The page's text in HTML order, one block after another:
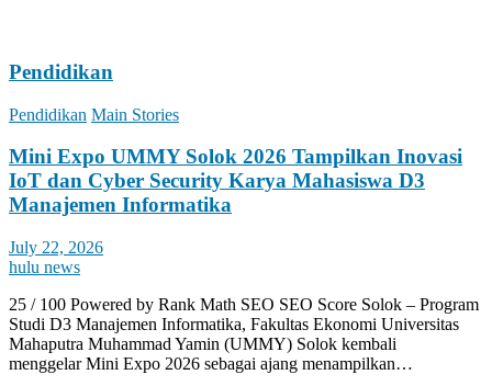
Pendidikan
Pendidikan Main Stories
Mini Expo UMMY Solok 2026 Tampilkan Inovasi
IoT dan Cyber Security Karya Mahasiswa D3
Manajemen Informatika
July 22, 2026
hulu news
25 / 100 Powered by Rank Math SEO SEO Score Solok – Program
Studi D3 Manajemen Informatika, Fakultas Ekonomi Universitas
Mahaputra Muhammad Yamin (UMMY) Solok kembali
menggelar Mini Expo 2026 sebagai ajang menampilkan…